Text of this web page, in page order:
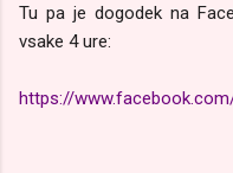
Tu pa je dogodek na
vsake 4 ure:
https://